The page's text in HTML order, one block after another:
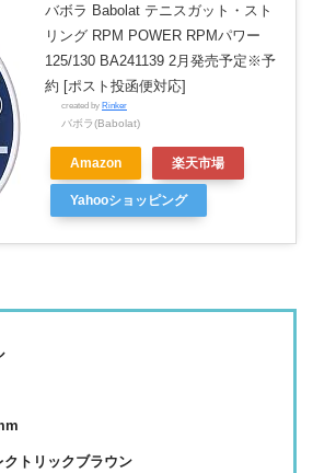
バボラ Babolat テニスガット・スト
リング RPM POWER RPMパワー
125/130 BA241139 2月発売予定※予
約 [ポスト投函便対応]
created by Rinker
バボラ(Babolat)
Amazon 楽天市場
Yahooショッピング
トリックブラウン